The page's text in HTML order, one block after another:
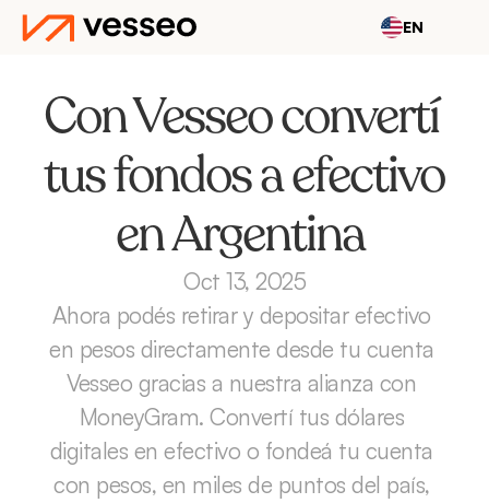
EN
Con Vesseo convertí
tus fondos a efectivo
en Argentina
Oct 13, 2025
Ahora podés retirar y depositar efectivo
en pesos directamente desde tu cuenta
Vesseo gracias a nuestra alianza con
MoneyGram. Convertí tus dólares
digitales en efectivo o fondeá tu cuenta
con pesos, en miles de puntos del país,